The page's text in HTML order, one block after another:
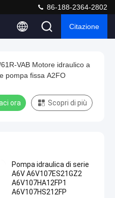
86-188-2364-2802
Citazione
VAB Motore idraulico a
pompa fissa A2FO
ora Scopri di più
Pompa idraulica di serie
A6V A6V107ES21GZ2
A6V107HA12FP1
A6V107HS212FP